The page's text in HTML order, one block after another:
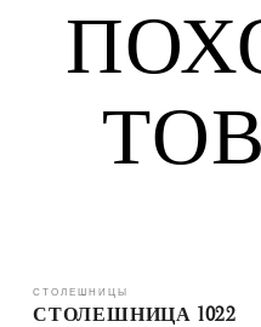
СТОЛЕШНИЦЫ
СТОЛЕШНИЦА 1022